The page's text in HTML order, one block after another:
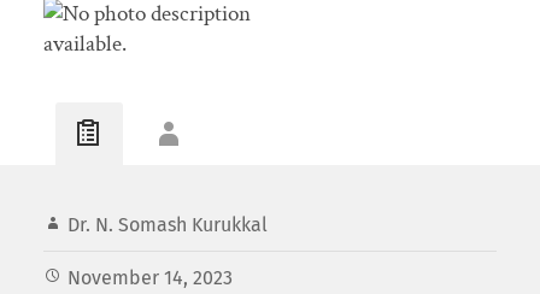
Dr. N. Somash Kurukkal
November 14, 2023